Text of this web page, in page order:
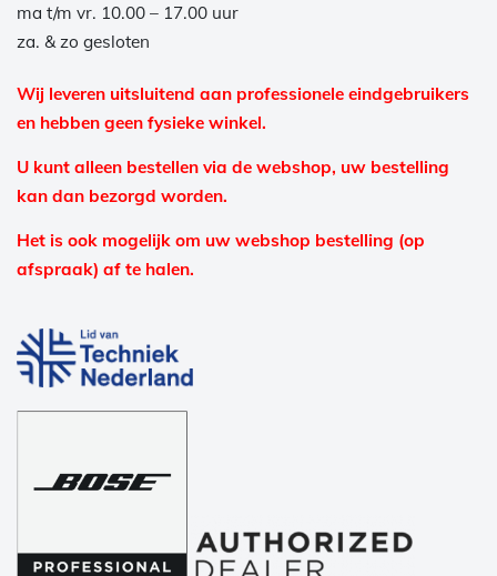
ma t/m vr. 10.00 – 17.00 uur
za. & zo gesloten
Wij leveren uitsluitend aan professionele eindgebruikers
en hebben geen fysieke winkel.
U kunt alleen bestellen via de webshop, uw bestelling
kan dan bezorgd worden.
Het is ook mogelijk om uw webshop bestelling (op
afspraak) af te halen.